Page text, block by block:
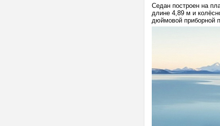
Седан построен на
длине 4,89 м и
дюймовой приборной